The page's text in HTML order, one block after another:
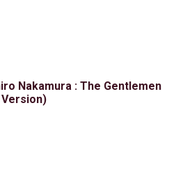
Nakamura : The Gentlemen
Version)